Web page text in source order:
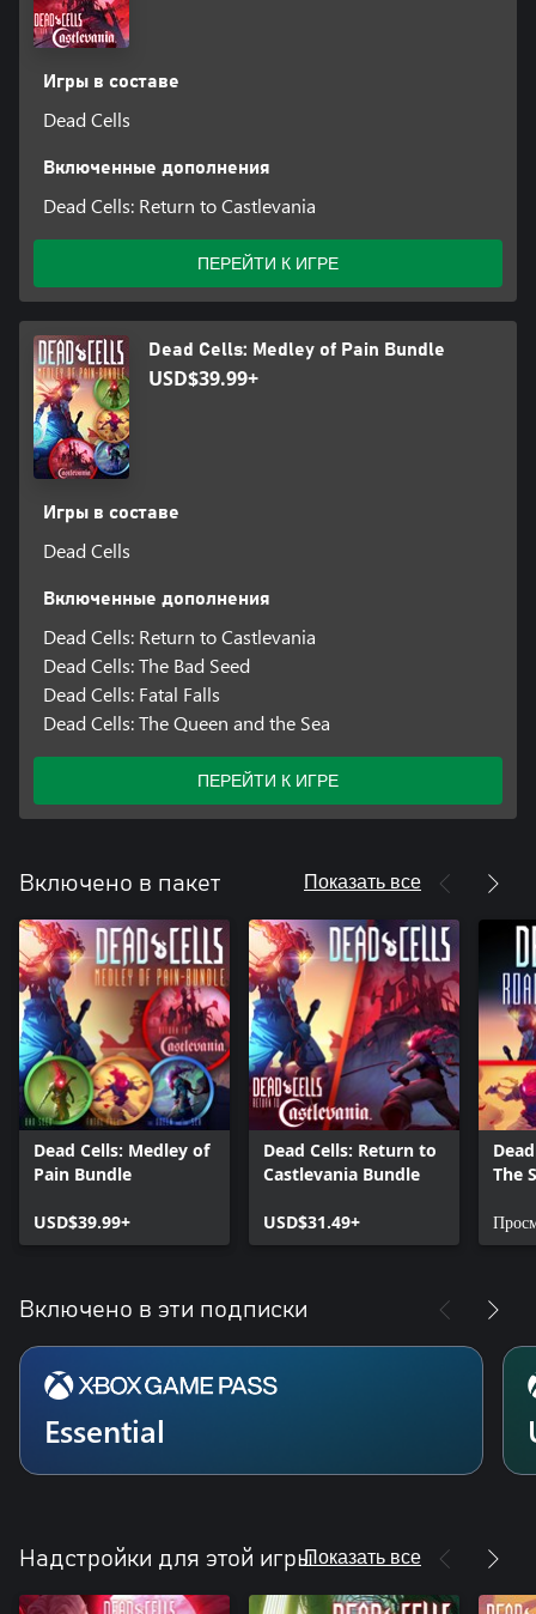
Игры в составе
Dead Cells
Включенные дополнения
Dead Cells: Return to Castlevania
ПЕРЕЙТИ К ИГРЕ
Dead Cells: Medley of Pain Bundle
USD$39.99+
Игры в составе
Dead Cells
Включенные дополнения
Dead Cells: Return to Castlevania
Dead Cells: The Bad Seed
Dead Cells: Fatal Falls
Dead Cells: The Queen and the Sea
ПЕРЕЙТИ К ИГРЕ
Включено в пакет Показать все
Dead Cells: Medley of
Pain Bundle
USD$39.99+
Dead Cells: Return to
Castlevania Bundle
USD$31.49+
The
Включено в эти подписки
Essential
Надстройки для этой игрыПоказать все